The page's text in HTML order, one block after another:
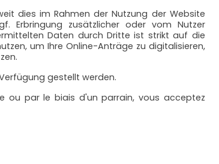
dies im Rahmen der Nutzung der Website
Erbringung zusätzlicher oder vom Nutzer
Daten durch Dritte ist strikt auf die
um Ihre Online-Anträge zu digitalisieren,
gestellt werden.
ou par le biais d'un parrain, vous acceptez